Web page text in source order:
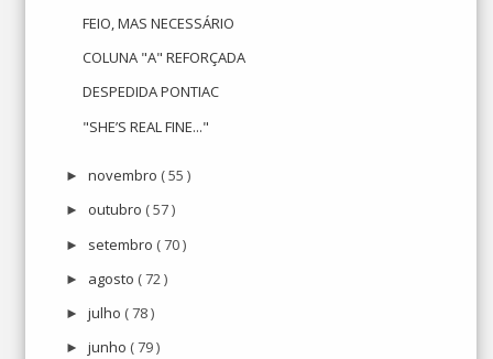
FEIO, MAS NECESSÁRIO
COLUNA "A" REFORÇADA
DESPEDIDA PONTIAC
"SHE’S REAL FINE..."
► novembro ( 55 )
► outubro ( 57 )
► setembro ( 70 )
► agosto ( 72 )
► julho ( 78 )
► junho ( 79 )